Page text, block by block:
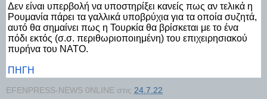
Δεν είναι υπερβολή να υποστηρίξει κανείς πως αν τελικά η
Ρουμανία πάρει τα γαλλικά υποβρύχια για τα οποία συζητά,
αυτό θα σημαίνει πως η Τουρκία θα βρίσκεται με το ένα
πόδι εκτός (σ.σ. περιθωριοποιημένη) του επιχειρησιακού
πυρήνα του ΝΑΤΟ.
ΠΗΓΗ
EFENPRESS-NEWS 0NLINE στις 24.7.22